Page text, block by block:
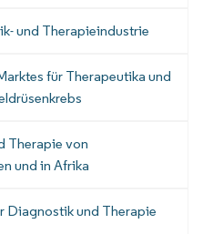
und Therapieindustrie
für Therapeutika und
Therapie von
und in Afrika
Diagnostik und Therapie